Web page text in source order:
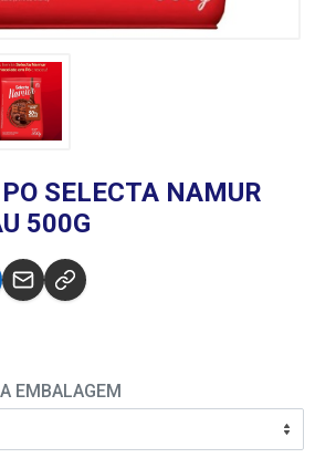
SELECTA NAMUR
500G
EMBALAGEM